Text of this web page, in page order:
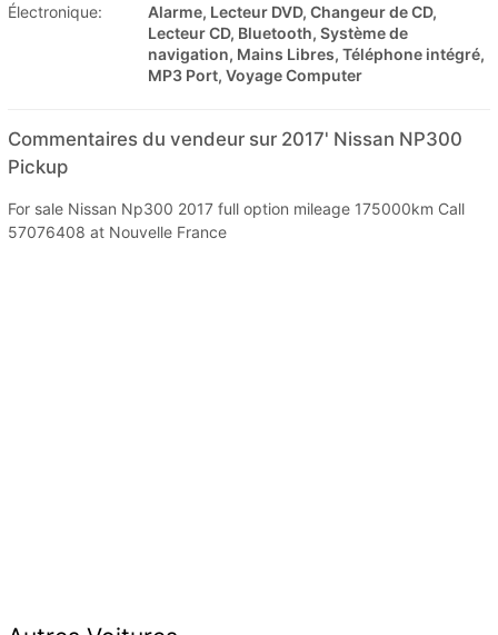
Électronique:
Alarme, Lecteur DVD, Changeur de CD,
Lecteur CD, Bluetooth, Système de
navigation, Mains Libres, Téléphone intégré,
MP3 Port, Voyage Computer
Commentaires du vendeur sur 2017' Nissan NP300
Pickup
For sale Nissan Np300 2017 full option mileage 175000km Call
57076408 at Nouvelle France